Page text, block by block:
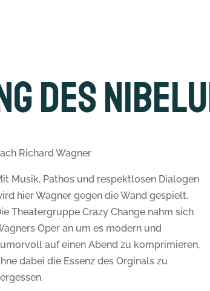
des
Richard Wagner
Musik, Pathos und respektlosen Dialogen
hier Wagner gegen die Wand gespielt.
Theatergruppe Crazy Change nahm sich
Oper an um es modern und
auf einen Abend zu komprimieren,
dabei die Essenz des Orginals zu